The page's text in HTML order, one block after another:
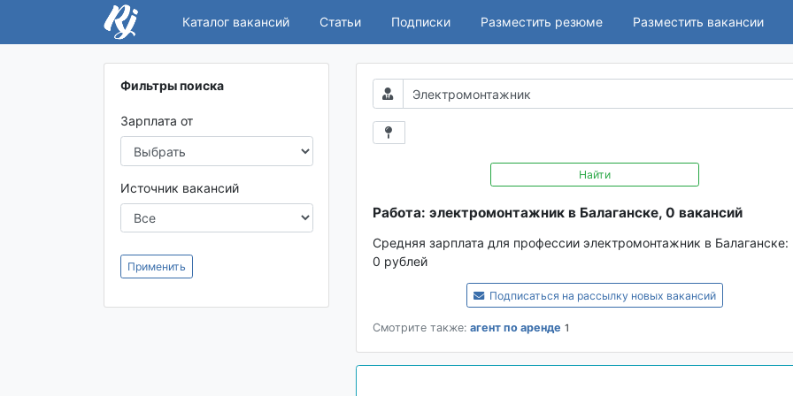
Каталог вакансий Статьи Подписки Разместить резюме Разместить вакансии
Фильтры поиска
Зарплата от
Источник вакансий
Применить
Найти
Работа: электромонтажник в Балаганске, 0 вакансий
Средняя зарплата для профессии электромонтажник в Балаганске:
0 рублей
Подписаться на рассылку новых вакансий
Смотрите также: агент по аренде 1